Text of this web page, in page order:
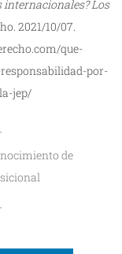
Los
2021/10/07.
que-
por-
jep/
de